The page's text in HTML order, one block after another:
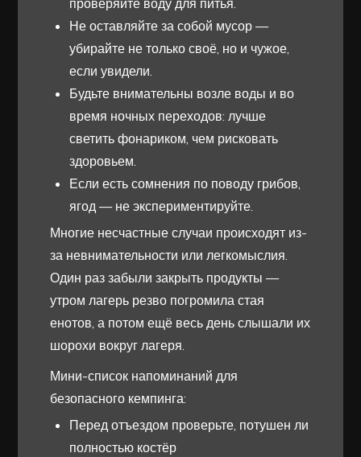
проверяйте воду для питья.
Не оставляйте за собой мусор —
убирайте не только своё, но и чужое,
если увидели.
Будьте внимательны возле воды и во
время ночных переходов: лучше
светить фонариком, чем рисковать
здоровьем.
Если есть сомнения по поводу грибов,
ягод — не экспериментируйте.
Многие несчастные случаи происходят из-
за невнимательности или легкомыслия.
Один раз забыли закрыть продукты —
утром лагерь резво погромила стая
енотов, а потом ещё весь день слышали их
шорохи вокруг лагеря.
Мини-список напоминаний для
безопасного кемпинга:
Перед отъездом проверьте, потушен ли
полностью костёр